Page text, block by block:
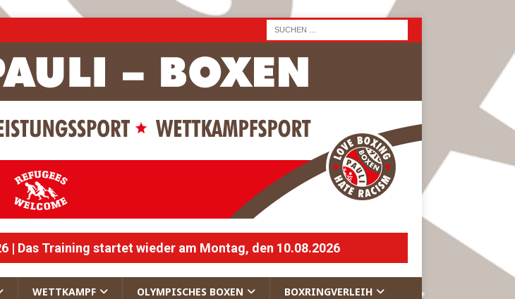
| Das Training startet wieder am Montag, den 10.08.2026
WETTKAMPF OLYMPISCHES BOXEN BOXRINGVERLEIH